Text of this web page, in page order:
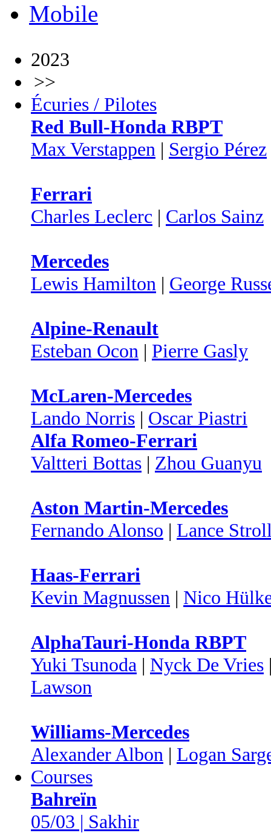
Mobile
2023
>>
Écuries / Pilotes
Red Bull-Honda RBPT
Max Verstappen | Sergio Pérez
Ferrari
Charles Leclerc | Carlos Sainz
Mercedes
Lewis Hamilton | George
Alpine-Renault
Esteban Ocon | Pierre Gasly
McLaren-Mercedes
Lando Norris | Oscar Piastri
Alfa Romeo-Ferrari
Valtteri Bottas | Zhou Guanyu
Aston Martin-Mercedes
Fernando Alonso | Lance
Haas-Ferrari
Kevin Magnussen | Nico
AlphaTauri-Honda RBPT
Yuki Tsunoda | Nyck De Vries
Lawson
Williams-Mercedes
Alexander Albon | Logan
Courses
Bahreïn
05/03 | Sakhir